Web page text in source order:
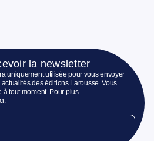
la newsletter
uniquement utilisée pour vous envoyer
des éditions Larousse. Vous
tout moment. Pour plus
.